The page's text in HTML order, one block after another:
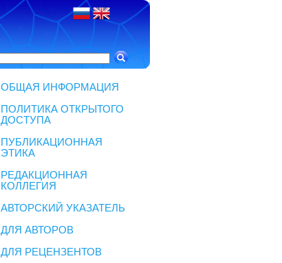
ОБЩАЯ ИНФОРМАЦИЯ
ПОЛИТИКА ОТКРЫТОГО
ДОСТУПА
ПУБЛИКАЦИОННАЯ
ЭТИКА
РЕДАКЦИОННАЯ
КОЛЛЕГИЯ
АВТОРСКИЙ УКАЗАТЕЛЬ
ДЛЯ АВТОРОВ
ДЛЯ РЕЦЕНЗЕНТОВ